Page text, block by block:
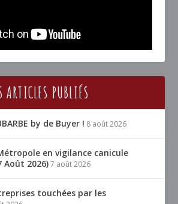
PUBLIÉS
by de Buyer ! 8 août 2026
en vigilance canicule
Août 2026) 7 août 2026
touchées par les